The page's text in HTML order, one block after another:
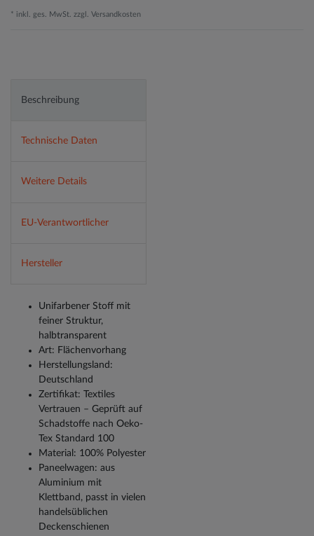
* inkl. ges. MwSt. zzgl. Versandkosten
Beschreibung
Technische Daten
Weitere Details
EU-Verantwortlicher
Hersteller
Unifarbener Stoff mit
feiner Struktur,
halbtransparent
Art: Flächenvorhang
Herstellungsland:
Deutschland
Zertifikat: Textiles
Vertrauen – Geprüft auf
Schadstoffe nach Oeko-
Tex Standard 100
Material: 100% Polyester
Paneelwagen: aus
Aluminium mit
Klettband, passt in vielen
handelsüblichen
Deckenschienen